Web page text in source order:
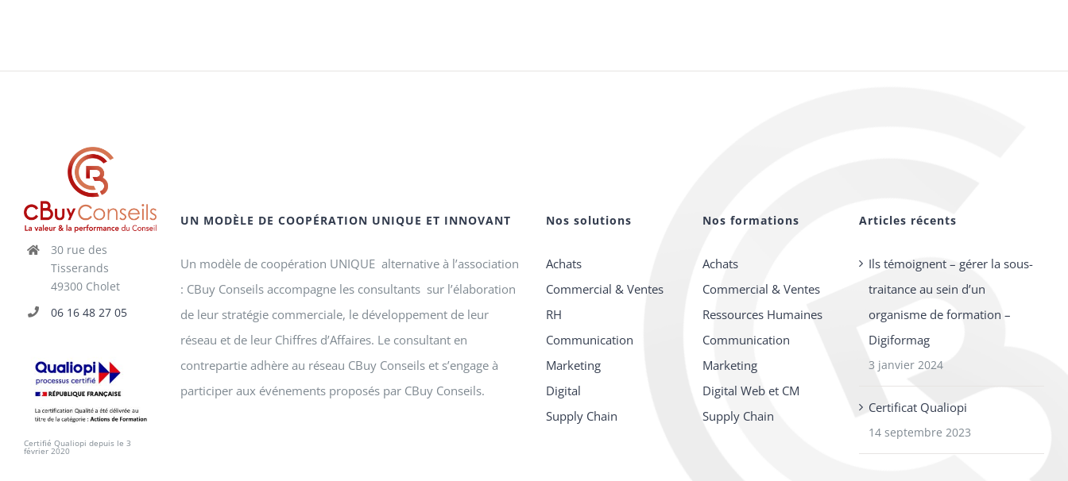
30 rue des
Tisserands
49300 Cholet
06 16 48 27 05
Certifié Qualiopi depuis le 3
février 2020
UN MODÈLE DE COOPÉRATION UNIQUE ET INNOVANT
Un modèle de coopération UNIQUE alternative à l’association
: CBuy Conseils accompagne les consultants sur l’élaboration
de leur stratégie commerciale, le développement de leur
réseau et de leur Chiffres d’Affaires. Le consultant en
contrepartie adhère au réseau CBuy Conseils et s’engage à
participer aux événements proposés par CBuy Conseils.
Nos solutions
Achats
Commercial & Ventes
RH
Communication
Marketing
Digital
Supply Chain
Nos formations
Achats
Commercial & Ventes
Ressources Humaines
Communication
Marketing
Digital Web et CM
Supply Chain
Articles récents
Ils témoignent – gérer la sous-
traitance au sein d’un
organisme de formation –
Digiformag
3 janvier 2024
Certificat Qualiopi
14 septembre 2023